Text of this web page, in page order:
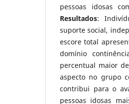
pessoas idosas
Resultados:
suporte social,
escore total
domínio
percentual maior
aspecto no grupo
contribui para o
pessoas idosas